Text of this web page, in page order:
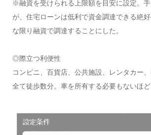
※融資を受けられる上限額を目安に設定。
が、住宅ローンは低利で資金調達できる絶
な限り融資で調達することにした。
◎際立つ利便性
コンビニ、百貨店、公共施設、レンタカー、
全て徒歩数分。車を所有する必要もないほど